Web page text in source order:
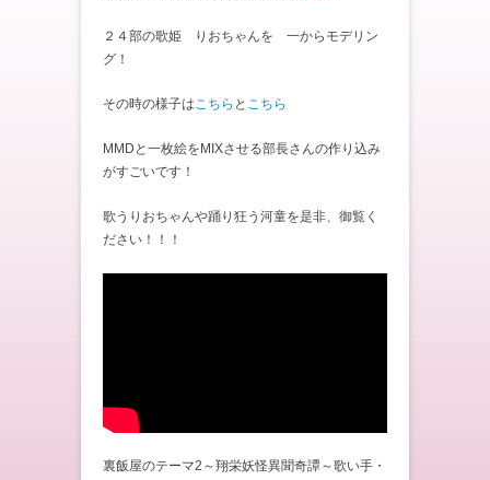
２４部の歌姫 りおちゃんを 一からモデリン
グ！
その時の様子はこちら と こちら
MMDと一枚絵をMIXさせる部長さんの作り込み
がすごいです！
歌うりおちゃんや踊り狂う河童を是非、御覧く
ださい！！！
裏飯屋のテーマ2～翔栄妖怪異聞奇譚～歌い手・